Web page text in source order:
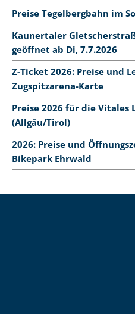
Preise Tegelbergbahn im
Kaunertaler
geöffnet ab Di, 7.7.2026
Z-Ticket 2026: Preise und
Zugspitzarena-Karte
Preise 2026 für die Vitales
(Allgäu/Tirol)
2026: Preise und
Bikepark Ehrwald